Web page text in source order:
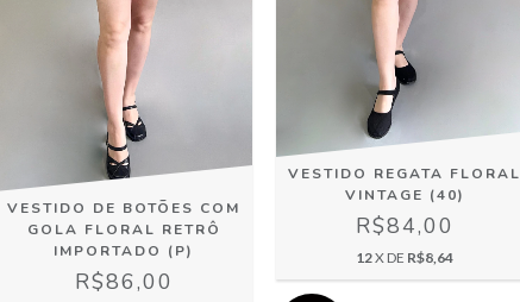
VESTIDO DE BOTÕES COM
GOLA FLORAL RETRÔ
IMPORTADO (P)
R$86,00
VESTIDO REGATA FLORAL
VINTAGE (40)
R$84,00
12X DE R$8,64